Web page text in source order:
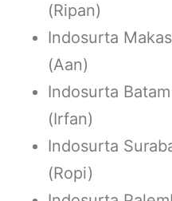
(Ripan)
Indosurta
(Aan)
Indosurta
(Irfan)
Indosurta
(Ropi)